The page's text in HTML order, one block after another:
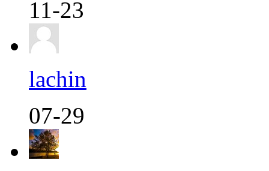
11-23
lachin
07-29